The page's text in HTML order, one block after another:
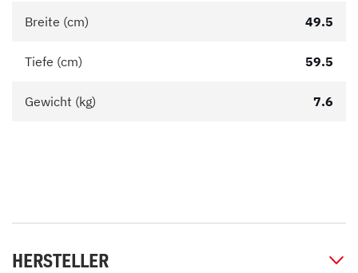
Breite (cm) 49.5
Tiefe (cm) 59.5
Gewicht (kg) 7.6
HERSTELLER